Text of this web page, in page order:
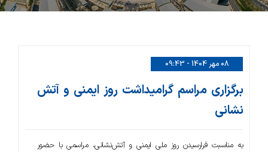
08 مهر 1404 - 09:43
برگزاری مراسم گرامیداشت روز ایمنی و آتش
نشانی
به مناسبت فرارسیدن روز ملی ایمنی و آتش‌نشانی، مراسمی با حضور